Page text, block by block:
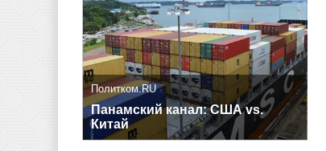
Политком.RU
Панамский канал: США vs.
Китай